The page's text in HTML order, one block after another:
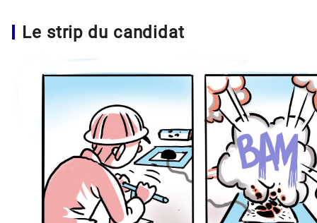
Le strip du candidat